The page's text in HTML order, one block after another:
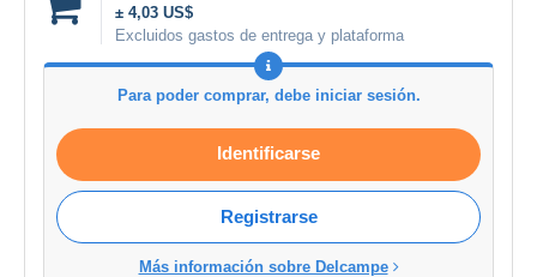
± 4,03 US$
Excluidos gastos de entrega y plataforma
Para poder comprar, debe iniciar sesión.
Identificarse
Registrarse
Más información sobre Delcampe